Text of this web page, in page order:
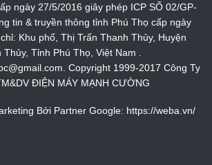
ngày 27/5/2016 giây phép ICP SỐ 02/GP-
tin & truyền thông tỉnh Phú Thọ cấp ngày
Khu phố, Thị Trấn Thanh Thủy, Huyện
Thủy, Tỉnh Phú Thọ, Việt Nam .
Copyright 1999-2017 Công Ty
ĐIỆN MÁY MẠNH CƯỜNG
Bởi Partner Google: https://weba.vn/